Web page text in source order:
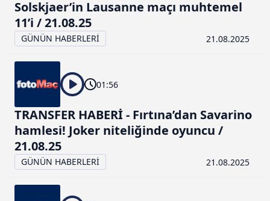
Solskjaer’in Lausanne maçı muhtemel
11’i / 21.08.25
GÜNÜN HABERLERİ 21.08.2025
01:56
TRANSFER HABERİ - Fırtına’dan Savarino
hamlesi! Joker niteliğinde oyuncu /
21.08.25
GÜNÜN HABERLERİ 21.08.2025